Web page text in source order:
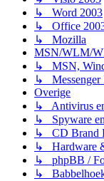
↳ Word 2003
↳ Office
↳ Mozilla
MSN/WLM/
↳ MSN,
↳ Messenger
Overige
↳ Antivirus
↳ Spyware
↳ CD Brand
↳ Hardware
↳ phpBB /
↳